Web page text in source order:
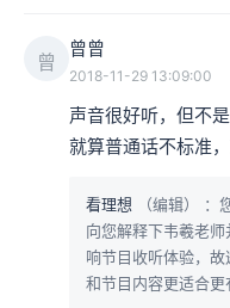
曾
曾曾
2018-11-29 13:09:00
声音很好听，但不
就算普通话不标准
看理想 （编辑）
：
向您解释下韦羲老
响节目收听体验，
和节目内容更适合更